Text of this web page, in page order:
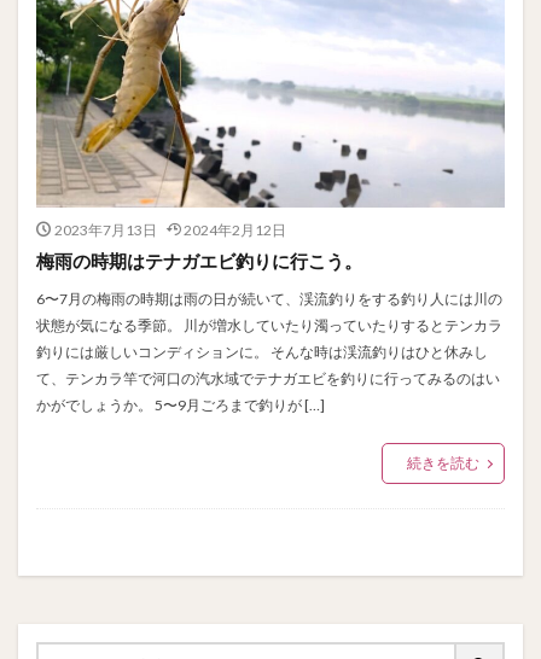
2023年7月13日 2024年2月12日
梅雨の時期はテナガエビ釣りに行こう。
6〜7月の梅雨の時期は雨の日が続いて、渓流釣りをする釣り人には川の
状態が気になる季節。 川が増水していたり濁っていたりするとテンカラ
釣りには厳しいコンディションに。 そんな時は渓流釣りはひと休みし
て、テンカラ竿で河口の汽水域でテナガエビを釣りに行ってみるのはい
かがでしょうか。 5〜9月ごろまで釣りが […]
続きを読む